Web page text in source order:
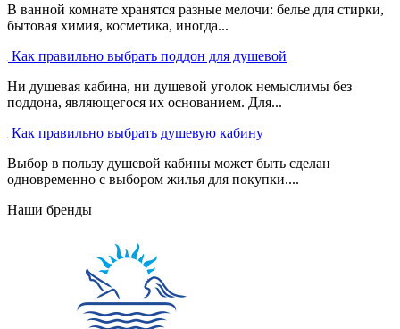
В ванной комнате хранятся разные мелочи: белье для стирки,
бытовая химия, косметика, иногда...
Как правильно выбрать поддон для душевой
Ни душевая кабина, ни душевой уголок немыслимы без
поддона, являющегося их основанием. Для...
Как правильно выбрать душевую кабину
Выбор в пользу душевой кабины может быть сделан
одновременно с выбором жилья для покупки....
Наши бренды